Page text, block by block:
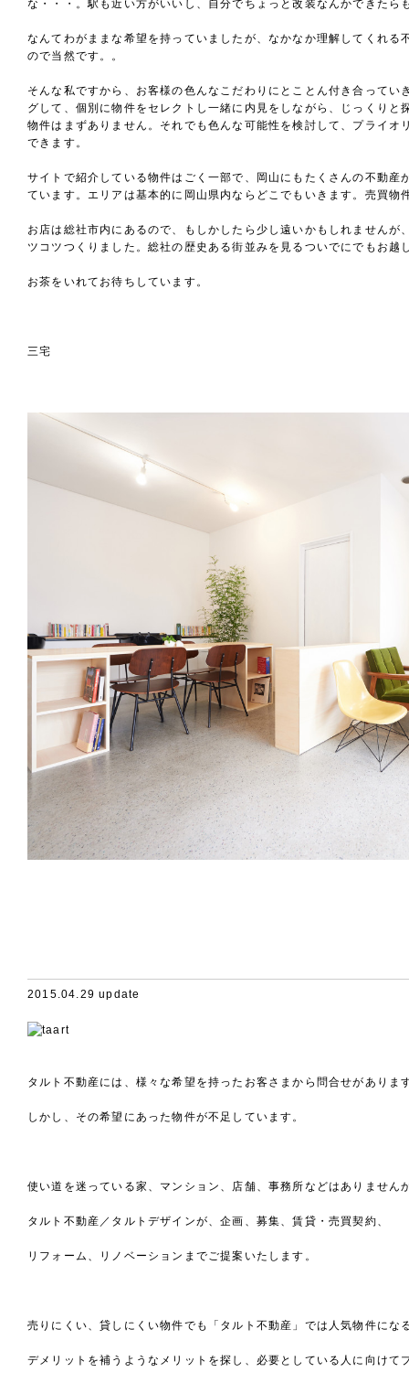
な・・・。駅も近い方がいいし、自分でちょっと改装なんかできたら
なんてわがままな希望を持っていましたが、なかなか理解してくれ
ので当然です。。
そんな私ですから、お客様の色んなこだわりにとことん付き合って
グして、個別に物件をセレクトし一緒に内見をしながら、じっくり
物件はまずありません。それでも色んな可能性を検討して、プライ
できます。
サイトで紹介している物件はごく一部で、岡山にもたくさんの不動
ています。エリアは基本的に岡山県内ならどこでもいきます。売買
お店は総社市内にあるので、もしかしたら少し遠いかもしれません
ツコツつくりました。総社の歴史ある街並みを見るついでにでもお越
お茶をいれてお待ちしています。
三宅
2015.04.29 update
タルト不動産には、様々な希望を持ったお客さまから問合せがありま
しかし、その希望にあった物件が不足しています。
使い道を迷っている家、マンション、店舗、事務所などはありません
タルト不動産／タルトデザインが、企画、募集、賃貸・売買契約、
リフォーム、リノベーションまでご提案いたします。
売りにくい、貸しにくい物件でも「タルト不動産」では人気物件にな
デメリットを補うようなメリットを探し、必要としている人に向けて